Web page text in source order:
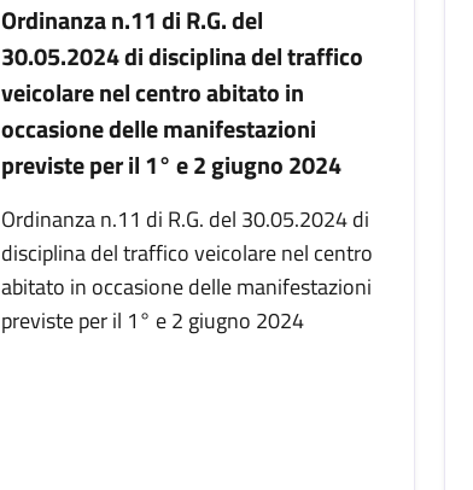
Ordinanza n.11 di R.G. del
30.05.2024 di disciplina del traffico
veicolare nel centro abitato in
occasione delle manifestazioni
previste per il 1° e 2 giugno 2024
Ordinanza n.11 di R.G. del 30.05.2024 di
disciplina del traffico veicolare nel centro
abitato in occasione delle manifestazioni
previste per il 1° e 2 giugno 2024